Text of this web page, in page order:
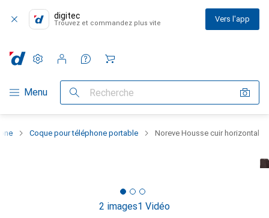
digitec
Trouvez et commandez plus vite Vers l'app
Navigation par catégorie
Menu Recherche
Paramètres
Compte client
Listes de comparaison
Listes d'envies
Panier
Coque pour téléphone portable Noreve Housse cuir horizontal
2 images1 Vidéo